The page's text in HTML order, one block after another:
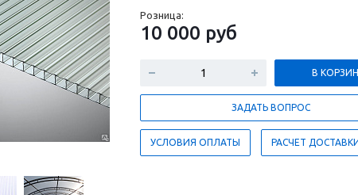
Розница:
10 000 руб
В
ЗАДАТЬ ВОПРОС
УСЛОВИЯ ОПЛАТЫ РАСЧЕТ ДОСТАВКИ